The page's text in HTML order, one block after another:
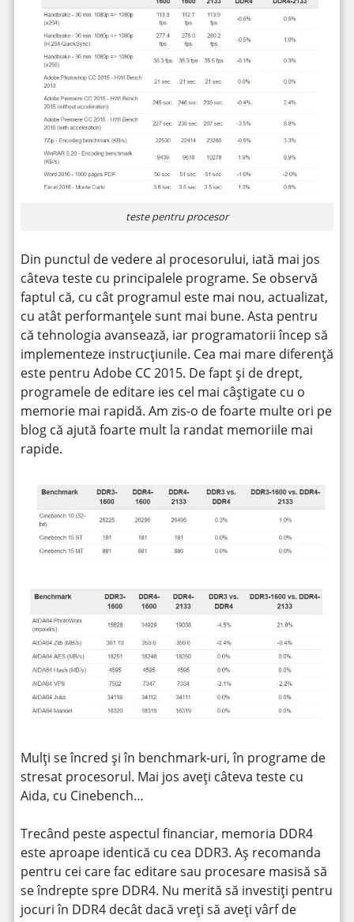
teste pentru procesor
Din punctul de vedere al procesorului, iată mai jos
câteva teste cu principalele programe. Se observă
faptul că, cu cât programul este mai nou, actualizat,
cu atât performanțele sunt mai bune. Asta pentru
că tehnologia avansează, iar programatorii încep să
implementeze instrucțiunile. Cea mai mare diferență
este pentru Adobe CC 2015. De fapt și de drept,
programele de editare ies cel mai câștigate cu o
memorie mai rapidă. Am zis-o de foarte multe ori pe
blog că ajută foarte mult la randat memoriile mai
rapide.
Mulți se încred și în benchmark-uri, în programe de
stresat procesorul. Mai jos aveți câteva teste cu
Aida, cu Cinebench…
Trecând peste aspectul financiar, memoria DDR4
este aproape identică cu cea DDR3. Aș recomanda
pentru cei care fac editare sau procesare masisă să
se îndrepte spre DDR4. Nu merită să investiți pentru
jocuri în DDR4 decât dacă vreți să aveți vârf de